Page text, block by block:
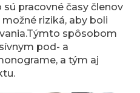
pracovné časy členov
riziká, aby boli
spôsobom
pod- a
a tým aj